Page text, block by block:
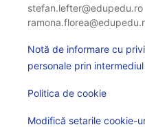
stefan.lefter@edupedu.ro
Notă de informare cu
personale prin
Politica de cookie
Modifică setarile cookie-